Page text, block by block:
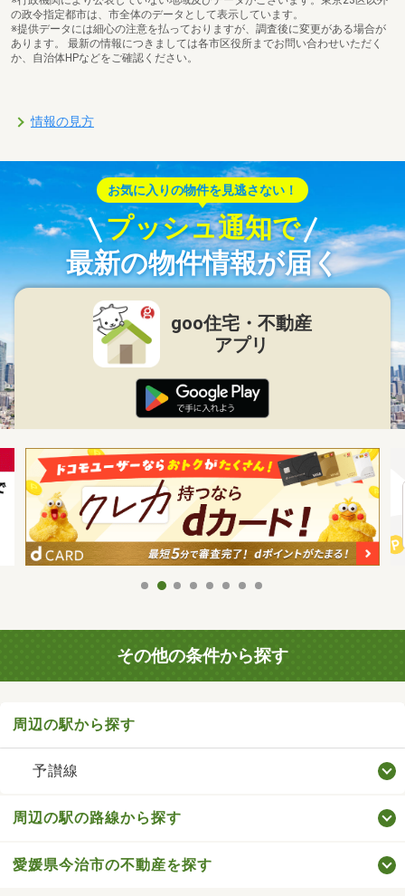
の政令指定都市は、市全体のデータとして表示しています。
※提供データには細心の注意を払っておりますが、調査後に変更がある場合が
あります。 最新の情報につきましては各市区役所までお問い合わせいただく
か、自治体HPなどをご確認ください。
情報の見方
お気に入りの物件を見逃さない！
プッシュ通知で
最新の物件情報が届く
goo住宅・不動産
アプリ
その他の条件から探す
周辺の駅から探す
予讃線
周辺の駅の路線から探す
愛媛県今治市の不動産を探す